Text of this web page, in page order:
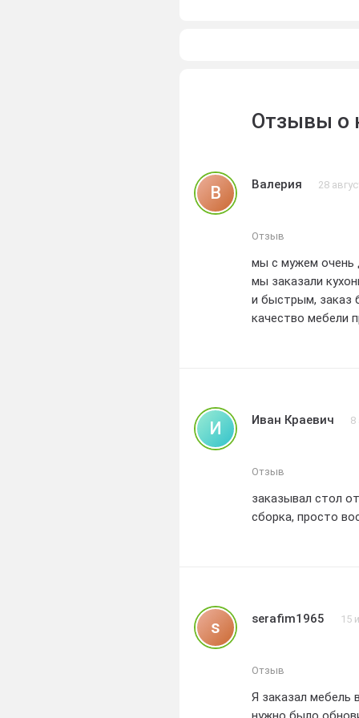
Отзывы о
В Валерия 28
Отзыв
мы с мужем очень
мы заказали
и быстрым, заказ
качество мебели
И Иван Краевич 8
Отзыв
заказывал стол
сборка, просто
s serafim1965 15
Отзыв
Я заказал мебель